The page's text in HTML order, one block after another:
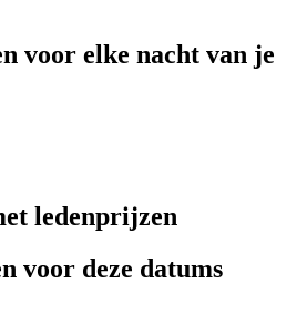
voor elke nacht van je
ledenprijzen
voor deze datums